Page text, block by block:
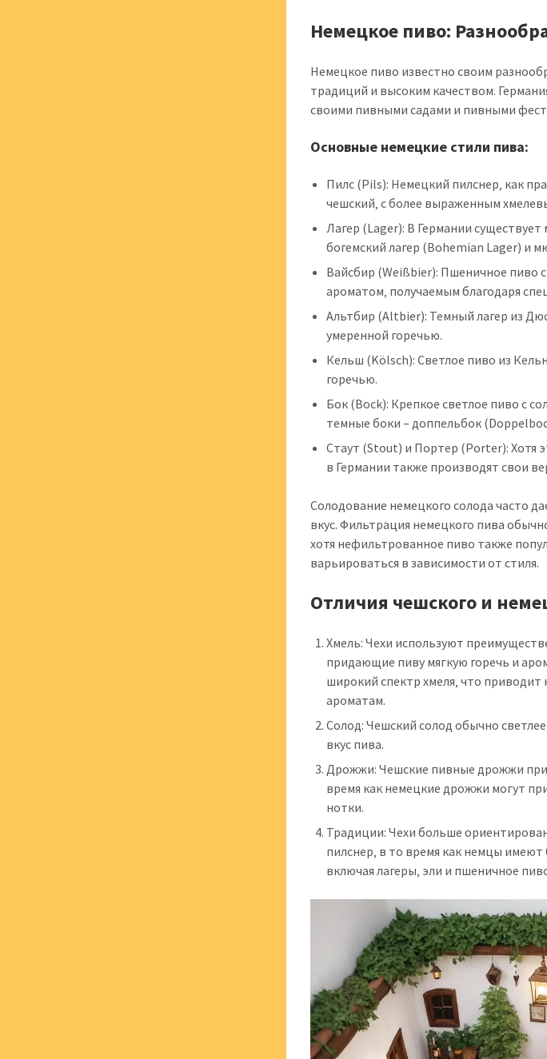
Немецкое пиво:
Немецкое пиво известно своим
традиций и высоким качеством.
своими пивными садами и пивными
Основные немецкие стили пива:
Пилс (Pils): Немецкий пилснер‚ как
чешский‚ с более выраженным
Лагер (Lager): В Германии
богемский лагер (Bohemian Lager) и
Вайсбир (Weißbier): Пшеничное пиво
ароматом‚ получаемым благодаря
Альтбир (Altbier): Темный лагер из
умеренной горечью.
Кельш (Kölsch): Светлое пиво из
горечью.
Бок (Bock): Крепкое светлое пиво с
темные боки – доппельбок
Стаут (Stout) и Портер (Porter): Хотя
в Германии также производят свои
Солодование немецкого солода часто
вкус. Фильтрация немецкого пива
хотя нефильтрованное пиво также
варьироваться в зависимости от стиля.
Отличия чешского и
Хмель: Чехи используют
придающие пиву мягкую горечь и
широкий спектр хмеля‚ что
ароматам.
Солод: Чешский солод обычно
вкус пива.
Дрожжи: Чешские пивные дрожжи
время как немецкие дрожжи могут
нотки.
Традиции: Чехи больше
пилснер‚ в то время как немцы имеют
включая лагеры‚ эли и пшеничное